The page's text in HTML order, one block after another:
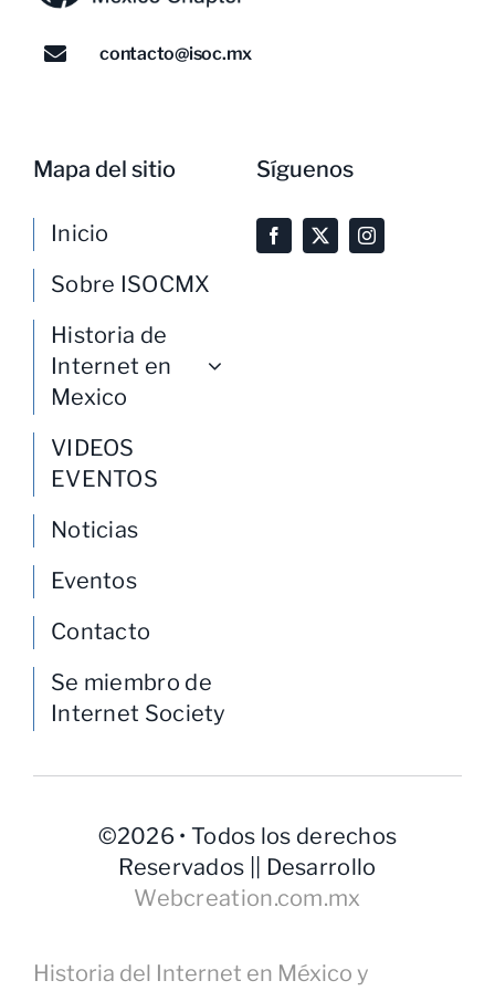
contacto@isoc.mx
Mapa del sitio
Inicio
Sobre ISOCMX
Historia de
Internet en
Mexico
VIDEOS
EVENTOS
Noticias
Eventos
Contacto
Se miembro de
Internet Society
Síguenos
©2026 • Todos los derechos
Reservados || Desarrollo
Webcreation.com.mx
Historia del Internet en México y